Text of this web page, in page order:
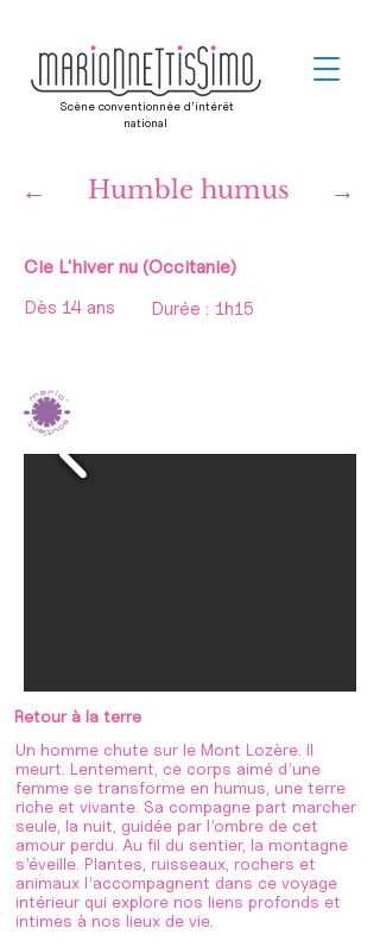
Scène conventionnée d’intérêt
national
← Humble humus →
Cie L'hiver nu (Occitanie)
Dès 14 ans Durée : 1h15
Retour à la terre
Un homme chute sur le Mont Lozère. Il
meurt. Lentement, ce corps aimé d’une
femme se transforme en humus, une terre
riche et vivante. Sa compagne part marcher
seule, la nuit, guidée par l’ombre de cet
amour perdu. Au fil du sentier, la montagne
s’éveille. Plantes, ruisseaux, rochers et
animaux l’accompagnent dans ce voyage
intérieur qui explore nos liens profonds et
intimes à nos lieux de vie.